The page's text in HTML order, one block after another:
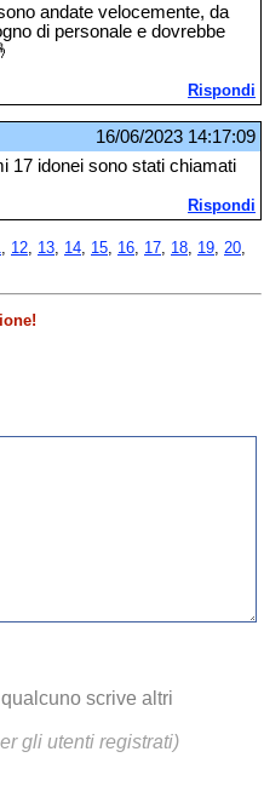
andate velocemente, da
di personale e dovrebbe
Rispondi
16/06/2023 14:17:09
17 idonei sono stati chiamati
Rispondi
, 12, 13, 14, 15, 16, 17, 18, 19, 20,
scrive altri
gli utenti registrati)